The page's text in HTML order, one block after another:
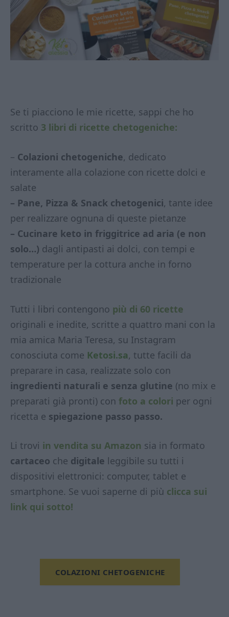
Se ti piacciono le mie ricette, sappi che ho
scritto 3 libri di ricette chetogeniche:
– Colazioni chetogeniche, dedicato
interamente alla colazione con ricette dolci e
salate
– Pane, Pizza & Snack chetogenici, tante idee
per realizzare ognuna di queste pietanze
– Cucinare keto in friggitrice ad aria (e non
solo…) dagli antipasti ai dolci, con tempi e
temperature per la cottura anche in forno
tradizionale
Tutti i libri contengono più di 60 ricette
originali e inedite, scritte a quattro mani con la
mia amica Maria Teresa, su Instagram
conosciuta come Ketosi.sa, tutte facili da
preparare in casa, realizzate solo con
ingredienti naturali e senza glutine (no mix e
preparati già pronti) con foto a colori per ogni
ricetta e spiegazione passo passo.
Li trovi in vendita su Amazon sia in formato
cartaceo che digitale leggibile su tutti i
dispositivi elettronici: computer, tablet e
smartphone. Se vuoi saperne di più clicca sui
link qui sotto!
COLAZIONI CHETOGENICHE